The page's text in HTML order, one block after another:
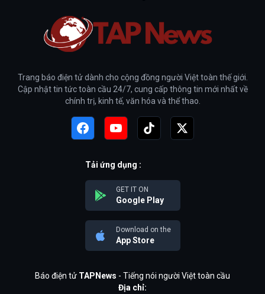
Trang báo điện tử dành cho cộng đồng người Việt toàn thế giới.
Cập nhật tin tức toàn cầu 24/7, cung cấp thông tin mới nhất về
chính trị, kinh tế, văn hóa và thể thao.
Tải ứng dụng :
GET IT ON
Google Play
Download on the
App Store
Báo điện tử TAPNews - Tiếng nói người Việt toàn cầu
Địa chỉ: